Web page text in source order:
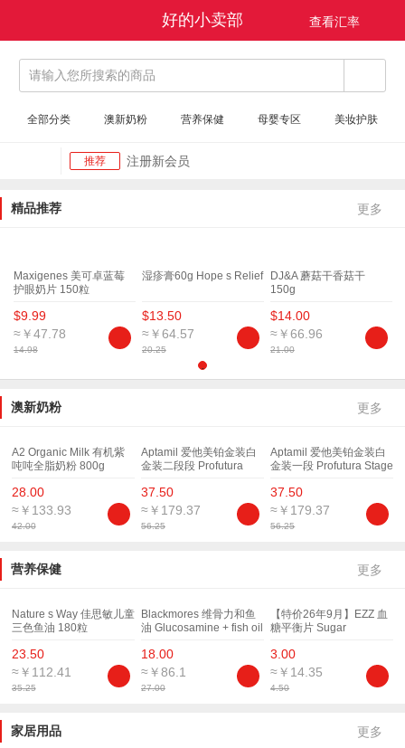
好的小卖部 查看汇率
请输入您所搜索的商品
全部分类 澳新奶粉 营养保健 母婴专区 美妆护肤
推荐 注册新会员
推荐 公司简介
推荐
注册新会员
运费说明
推荐 联系方式
推荐 微信支付
精品推荐 更多
Maxigenes 美可卓蓝莓
护眼奶片 150粒
$9.99
≈￥47.78
14.98
湿疹膏60g Hope s Relief
$13.50
≈￥64.57
20.25
DJ&A 蘑菇干香菇干
150g
$14.00
≈￥66.96
21.00
1
澳新奶粉 更多
A2 Organic Milk 有机紫
吨吨全脂奶粉 800g
28.00
≈￥133.93
42.00
Aptamil 爱他美铂金装白
金装二段段 Profutura
On Formula From 6-12
Months 800g APF2 P2
37.50
≈￥179.37
56.25
Aptamil 爱他美铂金装白
金装一段 Profutura Stage
Formula From 0-6
Months 800g APF1 P1
37.50
≈￥179.37
56.25
营养保健 更多
Nature s Way 佳思敏儿童
三色鱼油 180粒
23.50
≈￥112.41
35.25
Blackmores 维骨力和鱼
油 Glucosamine + fish oil
18.00
≈￥86.1
27.00
【特价26年9月】EZZ 血
糖平衡片 Sugar
Capsules
3.00
≈￥14.35
4.50
家居用品 更多